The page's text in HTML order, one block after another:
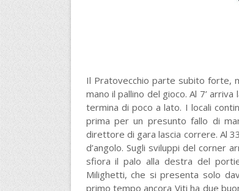
Il Pratovecchio parte subito forte,
mano il pallino del gioco. Al 7’
termina di poco a lato. I locali
prima per un presunto fallo di
direttore di gara lascia correre. Al
d’angolo. Sugli sviluppi del corner
sfiora il palo alla destra del
Milighetti, che si presenta solo
primo tempo ancora Viti ha due